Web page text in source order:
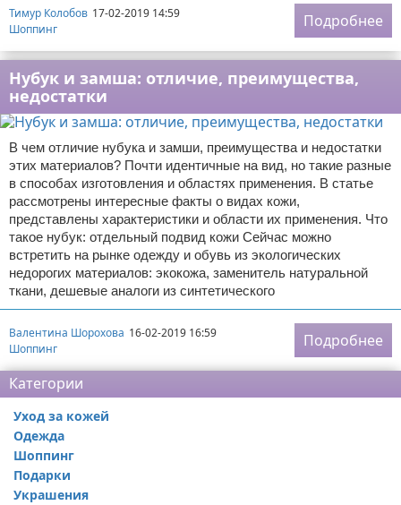
Тимур Колобов 17-02-2019 14:59
Шоппинг
Подробнее
Нубук и замша: отличие, преимущества,
недостатки
В чем отличие нубука и замши, преимущества и недостатки
этих материалов? Почти идентичные на вид, но такие разные
в способах изготовления и областях применения. В статье
рассмотрены интересные факты о видах кожи,
представлены характеристики и области их применения. Что
такое нубук: отдельный подвид кожи Сейчас можно
встретить на рынке одежду и обувь из экологических
недорогих материалов: экокожа, заменитель натуральной
ткани, дешевые аналоги из синтетического
Валентина Шорохова 16-02-2019 16:59
Шоппинг
Подробнее
Категории
Уход за кожей
Одежда
Шоппинг
Подарки
Украшения